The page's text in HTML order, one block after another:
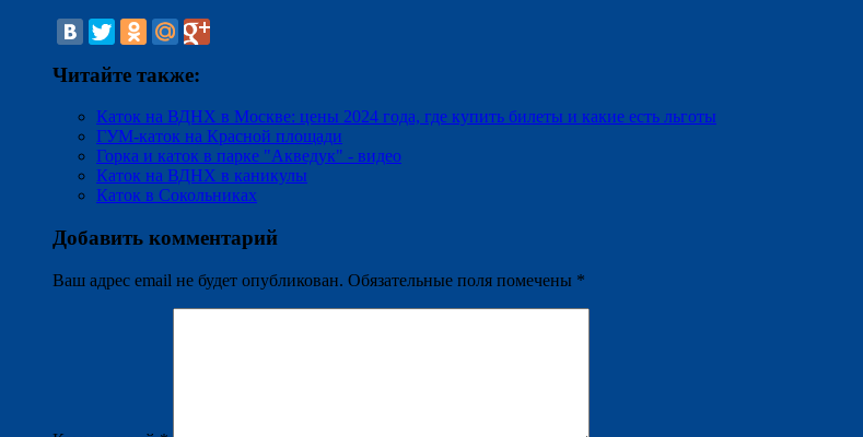
Читайте также:
Каток на ВДНХ в Москве: цены 2024 года, где купить билеты и какие есть льготы
ГУМ-каток на Красной площади
Горка и каток в парке "Акведук" - видео
Каток на ВДНХ в каникулы
Каток в Сокольниках
Добавить комментарий
Ваш адрес email не будет опубликован. Обязательные поля помечены *